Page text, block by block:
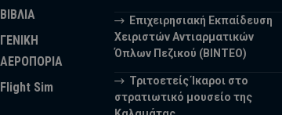
ΒΙΒΛΙΑ
ΓΕΝΙΚΗ
ΑΕΡΟΠΟΡΙΑ
Flight Sim
Επιχειρησιακή Εκπαίδευση
Χειριστών Αντιαρματικών
Όπλων Πεζικού (ΒΙΝΤΕΟ)
Τριτοετείς Ίκαροι στο
στρατιωτικό μουσείο της